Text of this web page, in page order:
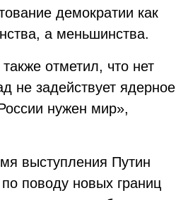
демократии как
а меньшинства.
отметил, что нет
не задействует ядерное
нужен мир»,
выступления Путин
по поводу новых границ